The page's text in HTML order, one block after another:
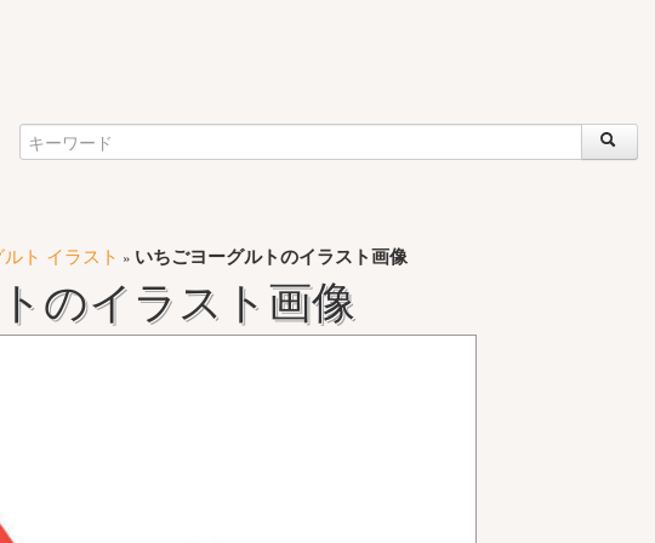
ルト イラスト » いちごヨーグルトのイラスト画像
のイラスト画像